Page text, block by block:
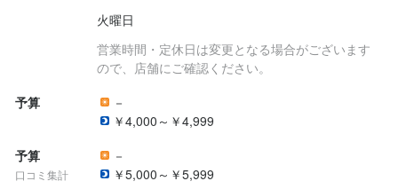
火曜日
営業時間・定休日は変更となる場合がございます
ので、店舗にご確認ください。
予算
－
￥4,000～￥4,999
予算
口コミ集計
－
￥5,000～￥5,999
魅力に感じた。何か面白そう。稼ぎたい。安定したいetc… そんな
想い大歓迎です★
求人ページだけでは伝えきれない当社の”面白さ”は沢山ありますの
で、面接の際に是非とも当社を知っていただけたらと思っていま
将来の話や過去の楽しかった思い出など、あなたのことを教えて
下さい！
魅力に感じた。何か面白そう。稼ぎたい。安定したいetc… そんな
想い大歓迎です★
求人ページだけでは伝えきれない当社の”面白さ”は沢山ありますの
で、面接の際に是非とも当社を知っていただけたらと思っていま
将来の話や過去の楽しかった思い出など、あなたのことを教えて
下さい！
滋賀県大津市松原町9-29
077-572-7329
法人名・事業者名
株式会社シックスセンス
滋賀県大津市松原町9-29
077-572-7329
法人名・事業者名
株式会社シックスセンス